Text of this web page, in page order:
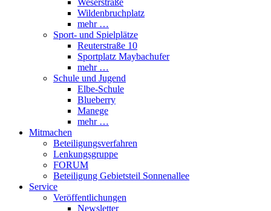
Weserstraße
Wildenbruchplatz
mehr …
Sport- und Spielplätze
Reuterstraße 10
Sportplatz Maybachufer
mehr …
Schule und Jugend
Elbe-Schule
Blueberry
Manege
mehr …
Mitmachen
Beteiligungsverfahren
Lenkungsgruppe
FORUM
Beteiligung Gebietsteil Sonnenallee
Service
Veröffentlichungen
Newsletter